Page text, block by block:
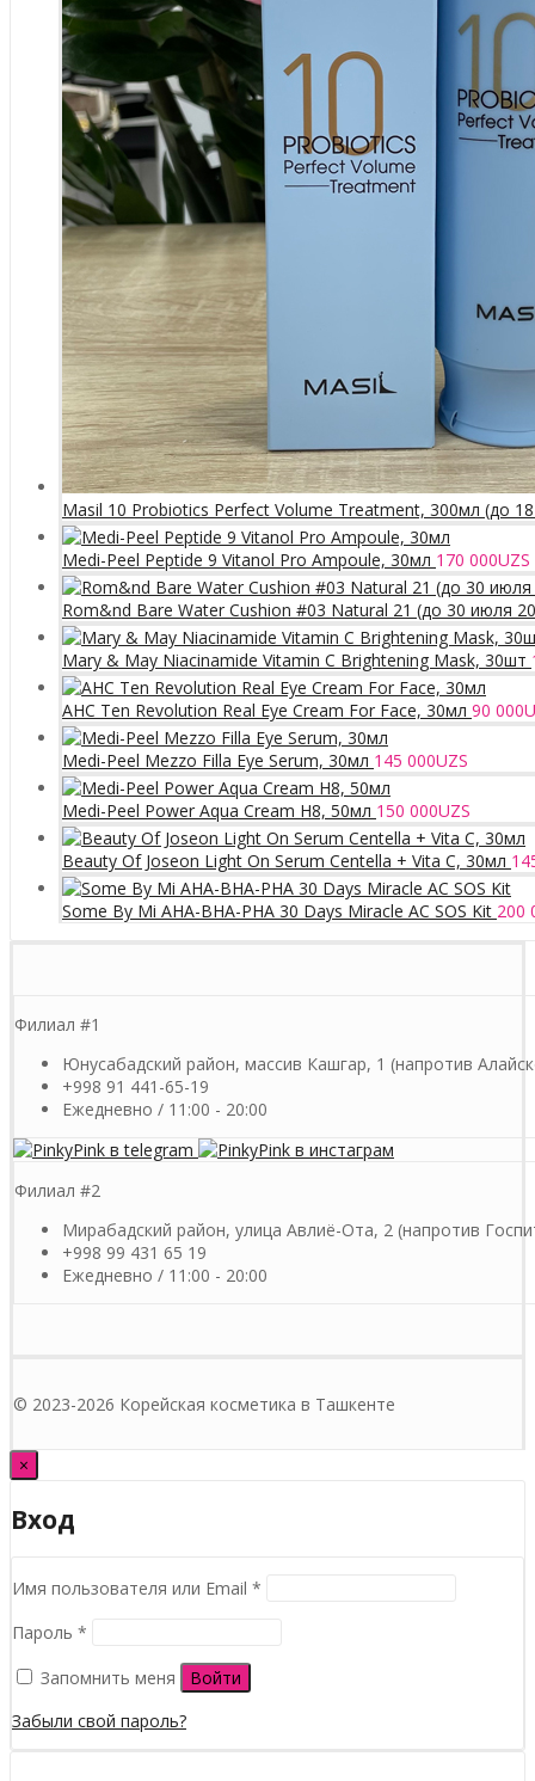
Masil 10 Probiotics Perfect Volume Treatment, 300мл (до
Medi-Peel Peptide 9 Vitanol Pro Ampoule, 30мл 170 000UZS
Rom&nd Bare Water Cushion #03 Natural 21 (до 30 июля
Mary & May Niacinamide Vitamin C Brightening Mask, 30шт
AHC Ten Revolution Real Eye Cream For Face, 30мл 90 000
Medi-Peel Mezzo Filla Eye Serum, 30мл 145 000UZS
Medi-Peel Power Aqua Cream H8, 50мл 150 000UZS
Beauty Of Joseon Light On Serum Centella + Vita C, 30мл
Some By Mi AHA-BHA-PHA 30 Days Miracle AC SOS Kit 200
Филиал #1
Юнусабадский район, массив Кашгар, 1 (напротив
+998 91 441-65-19
Ежедневно / 11:00 - 20:00
Филиал #2
Мирабадский район, улица Авлиё-Ота, 2 (напротив
+998 99 431 65 19
Ежедневно / 11:00 - 20:00
© 2023-2026 Корейская косметика в Ташкенте
×
Вход
Имя пользователя или Email *
Пароль *
Запомнить меня
Войти
Забыли свой пароль?